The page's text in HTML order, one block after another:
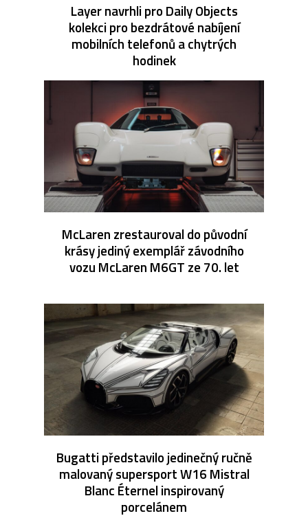
Layer navrhli pro Daily Objects
kolekci pro bezdrátové nabíjení
mobilních telefonů a chytrých
hodinek
McLaren zrestauroval do původní
krásy jediný exemplář závodního
vozu McLaren M6GT ze 70. let
Bugatti představilo jedinečný ručně
malovaný supersport W16 Mistral
Blanc Éternel inspirovaný
porcelánem